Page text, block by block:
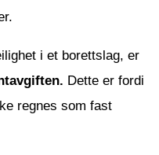
i et borettslag, er
Dette er fordi
regnes som fast